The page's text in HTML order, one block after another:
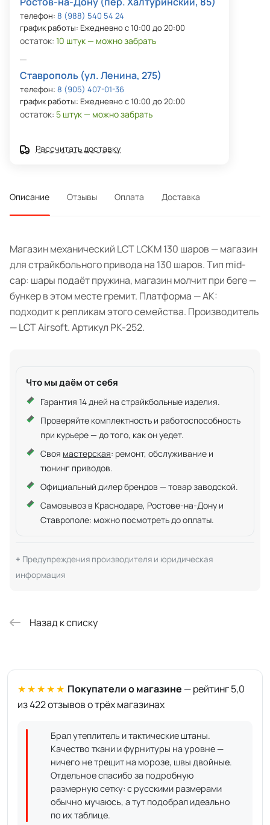
телефон: 8 (988) 540 54 24
график работы: Ежедневно с 10:00 до 20:00
остаток: 10 штук — можно забрать
Ставрополь (ул. Ленина, 275)
телефон: 8 (905) 407-01-36
график работы: Ежедневно с 10:00 до 20:00
остаток: 5 штук — можно забрать
Рассчитать доставку
Описание Отзывы Оплата Доставка
Магазин механический LCT LCKM 130 шаров — магазин
для страйкбольного привода на 130 шаров. Тип mid-
cap: шары подаёт пружина, магазин молчит при беге —
бункер в этом месте гремит. Платформа — АК:
подходит к репликам этого семейства. Производитель
— LCT Airsoft. Артикул PK-252.
Что мы даём от себя
Гарантия 14 дней на страйкбольные изделия.
Проверяйте комплектность и работоспособность
при курьере — до того, как он уедет.
Своя мастерская: ремонт, обслуживание и
тюнинг приводов.
Официальный дилер брендов — товар заводской.
Самовывоз в Краснодаре, Ростове-на-Дону и
Ставрополе: можно посмотреть до оплаты.
Предупреждения производителя и юридическая
информация
Назад к списку
★★★★★ Покупатели о магазине — рейтинг 5,0
из 422 отзывов о трёх магазинах
Брал утеплитель и тактические штаны.
Качество ткани и фурнитуры на уровне —
ничего не трещит на морозе, швы двойные.
Отдельное спасибо за подробную
размерную сетку: с русскими размерами
обычно мучаюсь, а тут подобрал идеально
по их таблице.